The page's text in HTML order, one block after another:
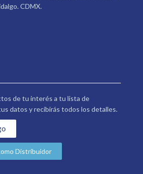
CDMX.
de tu interés a tu lista de
datos y recibirás todos los detalles.
Distribuidor